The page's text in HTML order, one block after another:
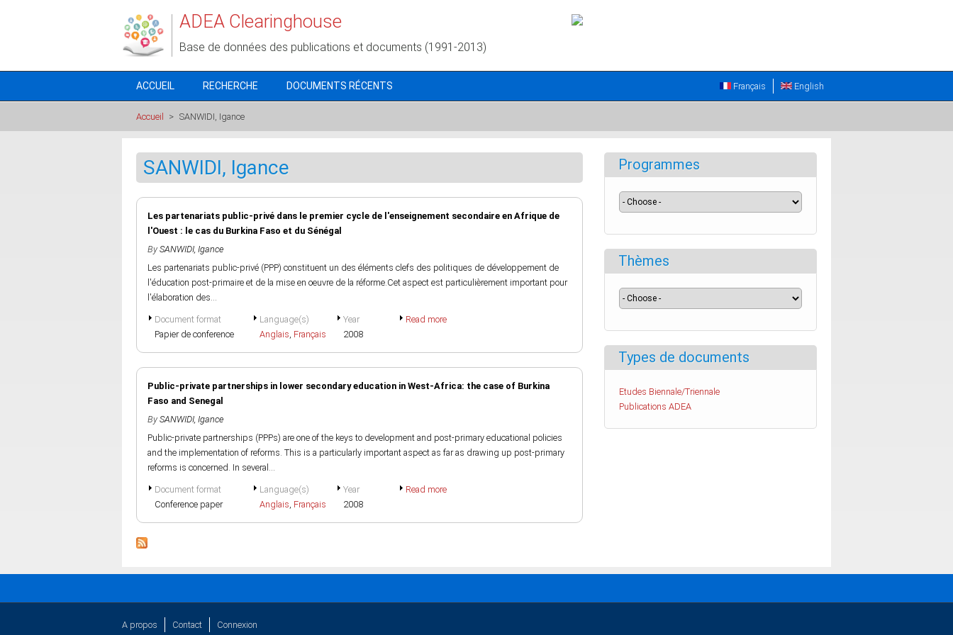
ADEA Clearinghouse
Base de données des publications et documents (1991-2013)
ACCUEIL RECHERCHE DOCUMENTS RÉCENTS English
Français
Accueil > SANWIDI, Igance
SANWIDI, Igance
Les partenariats public-privé dans le premier cycle de l'enseignement secondaire en Afrique de
l'Ouest : le cas du Burkina Faso et du Sénégal
By SANWIDI, Igance
Les partenariats public-privé (PPP) constituent un des éléments clefs des politiques de développement de
l'éducation post-primaire et de la mise en oeuvre de la réforme.Cet aspect est particulièrement important pour
l'élaboration des...
Document format
Papier de conference
Language(s)
Anglais, Français
Year
2008
Read more
Public-private partnerships in lower secondary education in West-Africa: the case of Burkina
Faso and Senegal
By SANWIDI, Igance
Public-private partnerships (PPPs) are one of the keys to development and post-primary educational policies
and the implementation of reforms. This is a particularly important aspect as far as drawing up post-primary
reforms is concerned. In several...
Document format
Conference paper
Language(s)
Anglais, Français
Year
2008
Read more
Programmes
Thèmes
Types de documents
Etudes Biennale/Triennale
Publications ADEA
A propos Contact Connexion